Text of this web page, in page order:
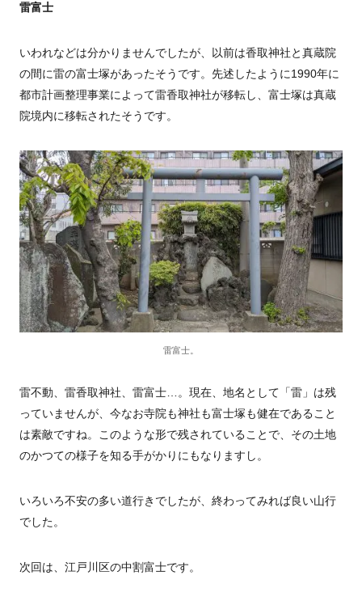
雷富士
いわれなどは分かりませんでしたが、以前は香取神社と真蔵院
の間に雷の富士塚があったそうです。先述したように1990年に
都市計画整理事業によって雷香取神社が移転し、富士塚は真蔵
院境内に移転されたそうです。
雷富士。
雷不動、雷香取神社、雷富士…。現在、地名として「雷」は残
っていませんが、今なお寺院も神社も富士塚も健在であること
は素敵ですね。このような形で残されていることで、その土地
のかつての様子を知る手がかりにもなりますし。
いろいろ不安の多い道行きでしたが、終わってみれば良い山行
でした。
次回は、江戸川区の中割富士です。